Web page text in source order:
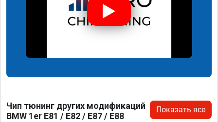
Чип тюнинг других модификаций
BMW 1er E81 / E82 / E87 / E88
Показать все